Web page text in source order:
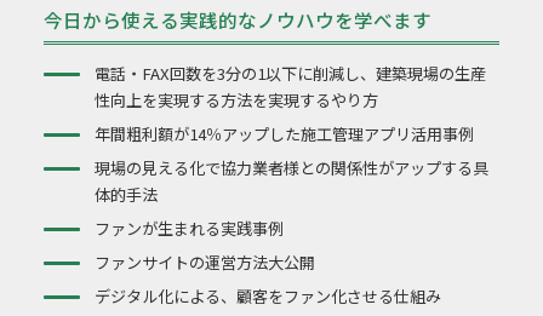
今日から使える実践的なノウハウを学べます
電話・FAX回数を3分の1以下に削減し、建築現場の生産
性向上を実現する方法を実現するやり方
年間粗利額が14％アップした施工管理アプリ活用事例
現場の見える化で協力業者様との関係性がアップする具
体的手法
ファンが生まれる実践事例
ファンサイトの運営方法大公開
デジタル化による、顧客をファン化させる仕組み